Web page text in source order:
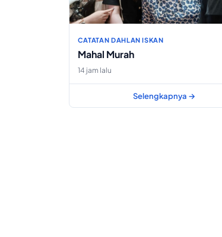
CATATAN DAHLAN ISKAN
Mahal Murah
14 jam lalu
Selengkapnya →